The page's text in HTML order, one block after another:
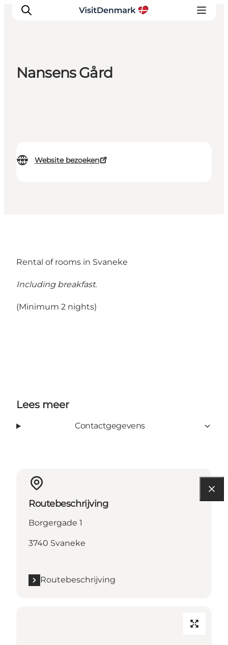
Nansens Gård
Website bezoeken
Rental of rooms in Svaneke
Including breakfast.
(Minimum 2 nights)
Lees meer
Contactgegevens
Routebeschrijving
Borgergade 1
3740 Svaneke
Routebeschrijving